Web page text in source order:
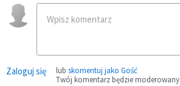
Zaloguj się lub skomentuj jako Gość
Twój komentarz będzie moderowany